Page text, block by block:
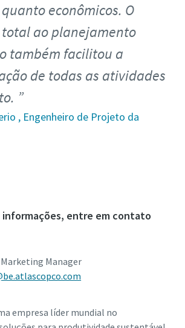
econômicos. O
ao planejamento
também facilitou a
de todas as atividades
, Engenheiro de Projeto da
informações, entre em contato
Manager
empresa líder mundial no